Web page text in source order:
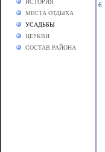
ИСТОРИЯ
МЕСТА ОТДЫХА
УСАДЬБЫ
ЦЕРКВИ
СОСТАВ РАЙОНА
6.